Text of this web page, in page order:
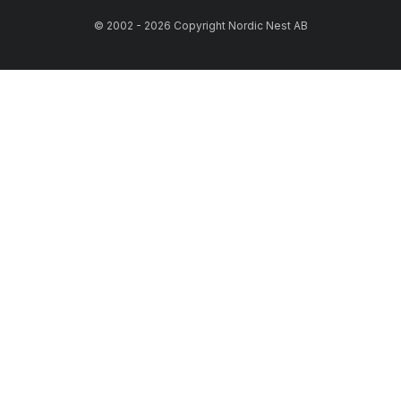
© 2002 - 2026 Copyright Nordic Nest AB